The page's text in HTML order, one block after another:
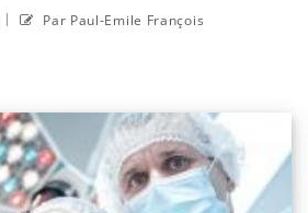
| Par Paul-Emile François